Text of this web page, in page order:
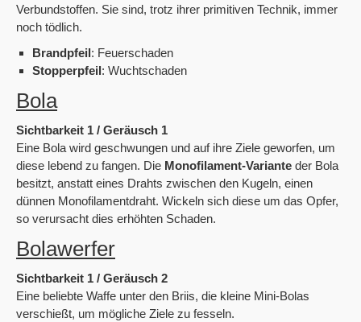
Verbundstoffen. Sie sind, trotz ihrer primitiven Technik, immer
noch tödlich.
Brandpfeil: Feuerschaden
Stopperpfeil: Wuchtschaden
Bola
Sichtbarkeit 1 / Geräusch 1
Eine Bola wird geschwungen und auf ihre Ziele geworfen, um
diese lebend zu fangen. Die Monofilament-Variante der Bola
besitzt, anstatt eines Drahts zwischen den Kugeln, einen
dünnen Monofilamentdraht. Wickeln sich diese um das Opfer,
so verursacht dies erhöhten Schaden.
Bolawerfer
Sichtbarkeit 1 / Geräusch 2
Eine beliebte Waffe unter den Briis, die kleine Mini-Bolas
verschießt, um mögliche Ziele zu fesseln.